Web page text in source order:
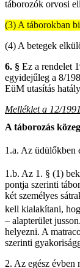
táborozók orvosi
(3) A táborokban
(4) A betegek
6. § Ez a rendelet
egyidejűleg a 8/
EüM utasítás
Melléklet a 12/
A táborozás
1.a. Az üdülőkben
1.b. Az 1. § (1)
pontja szerinti
két személyes
kell kialakítani,
– alapterület
helyezni. A
szerinti
2. Az egész évben